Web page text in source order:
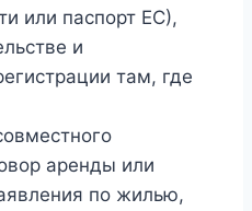
или паспорт ЕС),
и
там, где
аренды или
по жилью,